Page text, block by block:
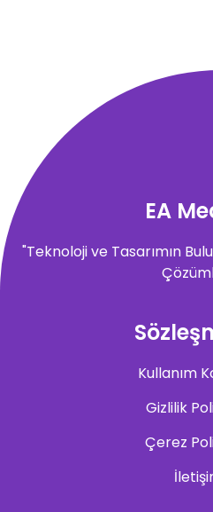
EA
"Teknoloji ve Tasarımın
Kullanım
Gizlilik
Çerez